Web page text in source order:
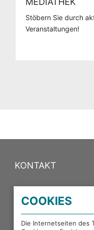
Stöbern Sie durch
Veranstaltungen!
KONTAKT
PORTALE DES
COOKIES
Die Internetseiten des